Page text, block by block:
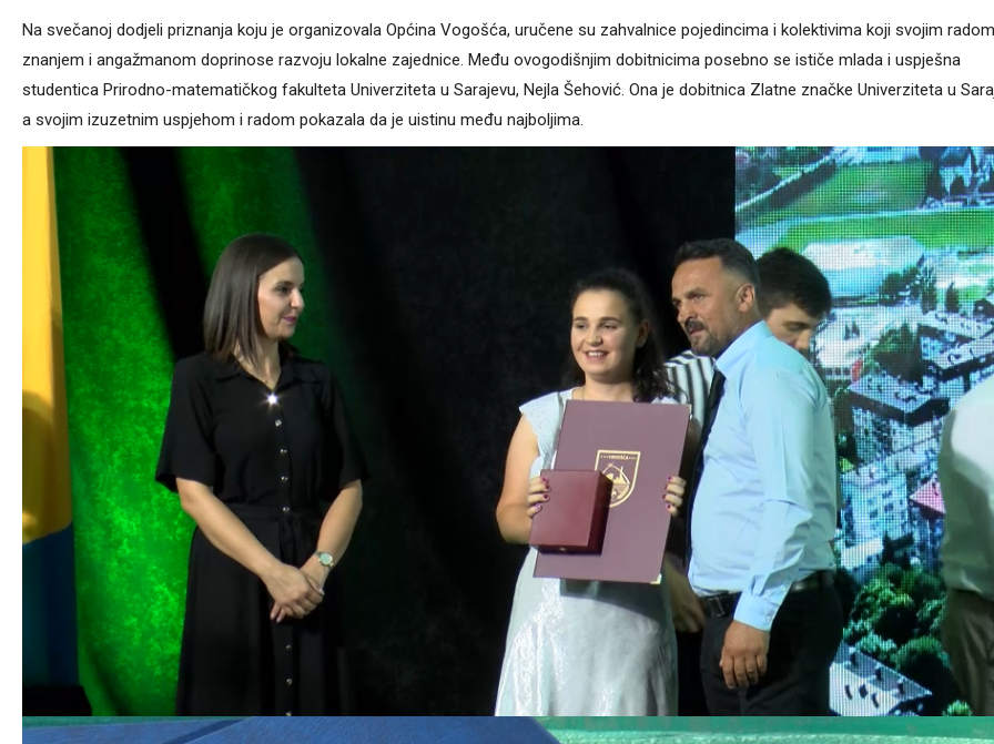
Na svečanoj dodjeli priznanja koju je organizovala Općina Vogošća, uručene su zahvalnice pojedincima i kolektivima koji svojim
znanjem i angažmanom doprinose razvoju lokalne zajednice. Među ovogodišnjim dobitnicima posebno se ističe mlada i uspješna
studentica Prirodno-matematičkog fakulteta Univerziteta u Sarajevu, Nejla Šehović. Ona je dobitnica Zlatne značke Univerziteta u
a svojim izuzetnim uspjehom i radom pokazala da je uistinu među najboljima.